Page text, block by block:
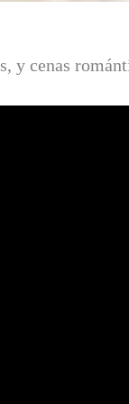
y cenas